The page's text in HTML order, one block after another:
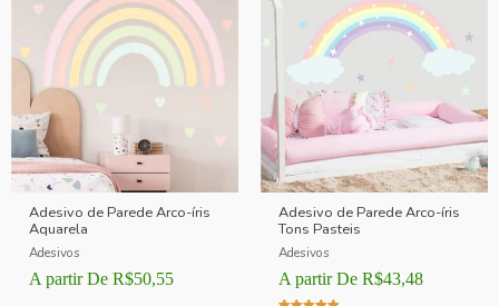
Adesivo de Parede Arco-íris
Aquarela
Adesivos
A partir De R$50,55
Adesivo de Parede Arco-íris
Tons Pasteis
Adesivos
A partir De R$43,48